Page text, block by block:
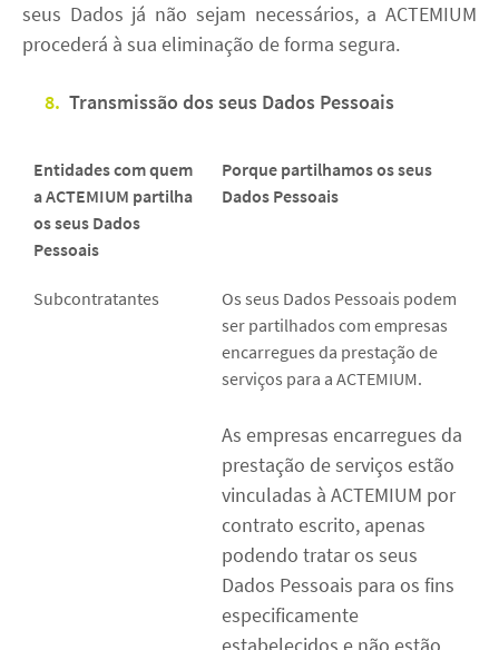
seus Dados já não sejam necessários, a ACTEMIUM
procederá à sua eliminação de forma segura.
8. Transmissão dos seus Dados Pessoais
Entidades com quem
aACTEMIUM partilha
os seus Dados
Pessoais
Porque partilhamos os seus
Dados Pessoais
Subcontratantes
Os seus Dados Pessoais podem
ser partilhados com empresas
encarregues da prestação de
serviços para a ACTEMIUM.
As empresas encarregues da
prestação de serviços estão
vinculadas à ACTEMIUM por
contrato escrito, apenas
podendo tratar os seus
Dados Pessoais para os fins
especificamente